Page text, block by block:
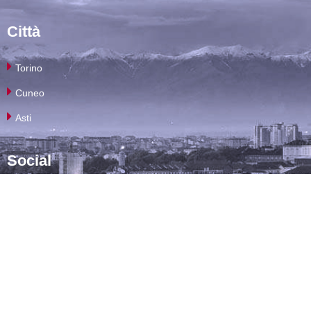
Città
Torino
Cuneo
Asti
Social